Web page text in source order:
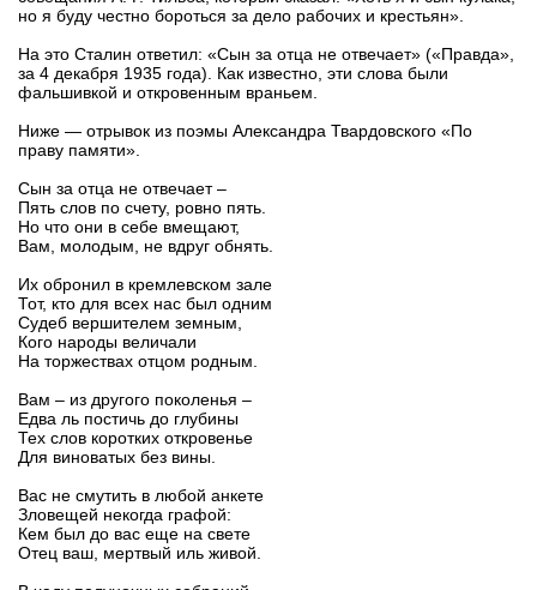
но я буду честно бороться за дело рабочих и крестьян».
На это Сталин ответил: «Сын за отца не отвечает» («Правда»,
за 4 декабря 1935 года). Как известно, эти слова были
фальшивкой и откровенным враньем.
Ниже — oтрывок из поэмы Александра Твардовского «По
праву памяти».
Сын за отца не отвечает –
Пять слов по счету, ровно пять.
Но что они в себе вмещают,
Вам, молодым, не вдруг обнять.
Их обронил в кремлевском зале
Тот, кто для всех нас был одним
Судеб вершителем земным,
Кого народы величали
На торжествах отцом родным.
Вам – из другого поколенья –
Едва ль постичь до глубины
Тех слов коротких откровенье
Для виноватых без вины.
Вас не смутить в любой анкете
Зловещей некогда графой:
Кем был до вас еще на свете
Отец ваш, мертвый иль живой.